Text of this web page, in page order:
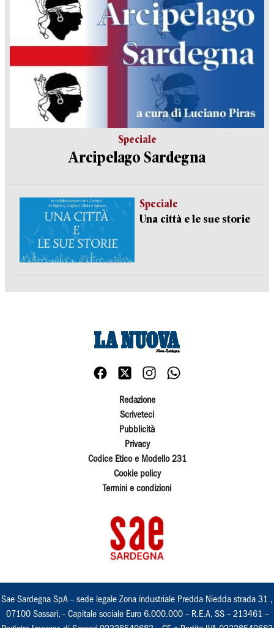
Speciale
Arcipelago Sardegna
Speciale
Una città e le sue storie
Redazione
Scriveteci
Pubblicità
Privacy
Codice Etico e Modello 231
Cookie policy
Termini e condizioni
Sae Sardegna SpA – sede legale Zona industriale Predda Niedda strada 31 ,
07100 Sassari, - Capitale sociale Euro 6.000.000 – R.E.A. SS – 213461 –